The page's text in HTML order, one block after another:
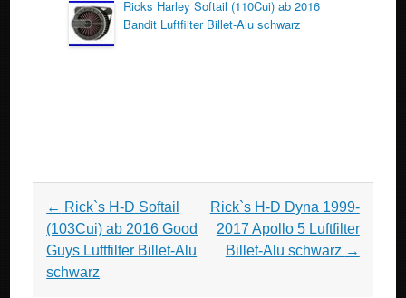
Ricks Harley Softail (110Cui) ab 2016
Bandit Luftfilter Billet-Alu schwarz
Post navigation
← Rick`s H-D Softail
(103Cui) ab 2016 Good
Guys Luftfilter Billet-Alu
schwarz
Rick`s H-D Dyna 1999-
2017 Apollo 5 Luftfilter
Billet-Alu schwarz →